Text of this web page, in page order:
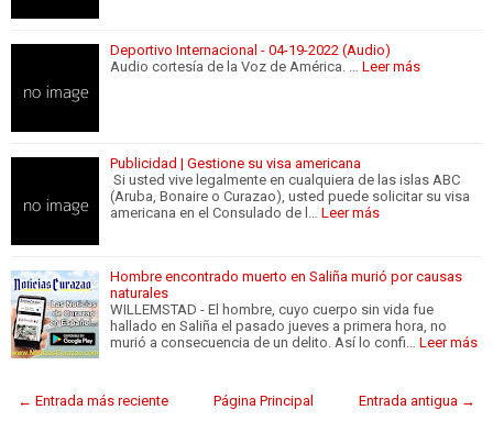
Deportivo Internacional - 04-19-2022 (Audio)
Audio cortesía de la Voz de América. … Leer más
Publicidad | Gestione su visa americana
Si usted vive legalmente en cualquiera de las islas ABC
(Aruba, Bonaire o Curazao), usted puede solicitar su visa
americana en el Consulado de l… Leer más
Hombre encontrado muerto en Saliña murió por causas
naturales
WILLEMSTAD - El hombre, cuyo cuerpo sin vida fue
hallado en Saliña el pasado jueves a primera hora, no
murió a consecuencia de un delito. Así lo confi… Leer más
← Entrada más reciente Entrada antigua →
Página Principal